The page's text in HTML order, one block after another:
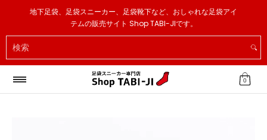
メインコンテンツへスキップ
足袋スニーカー 足袋ソックス 足袋スリッパ その他
地下足袋、足袋スニーカー、足袋靴下など、おしゃれな足袋アイ
テムの販売サイト Shop TABI-JIです。
検索
0